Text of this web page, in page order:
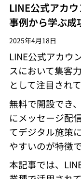
LINE公式アカ
事例から学ぶ成
2025年4月18日
LINE公式アカウ
スにおいて集客
として注目されて
無料で開設でき
にメッセージ配
てデジタル施策
やすいのが特徴で
本記事では、